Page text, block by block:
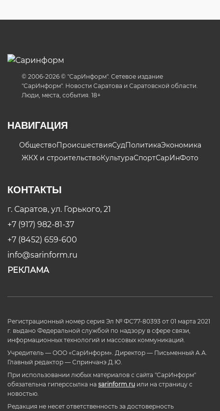
© 2006-2026 © "СарИнформ". Сетевое издание
"СарИнформ". Новости Саратова и Саратовской области.
Люди, места, события. 18+
НАВИГАЦИЯ
ОбществоПроисшествияСудПолитикаЭкономика
ЖКХ и строительствоКультураСпортСарИнФото
КОНТАКТЫ
г. Саратов, ул. Горького, 21
+7 (917) 982-81-37
+7 (8452) 659-600
info@sarinform.ru
РЕКЛАМА
Регистрационный номер серия Эл № ФС77-80393 от 01 марта 2021
г. выдано Федеральной службой по надзору в сфере связи,
информационных технологий и массовых коммуникаций.
Учредитель — ООО «СарИнформ». Директор — Письменный А.А.
Главный редактор — Спринчанэ Д.Ю.
При использовании любых материалов с сайта "СарИнформ"
обязательна гиперссылка на sarinform.ru или на страницу с
новостью.
Редакция не несет ответственность за достоверность